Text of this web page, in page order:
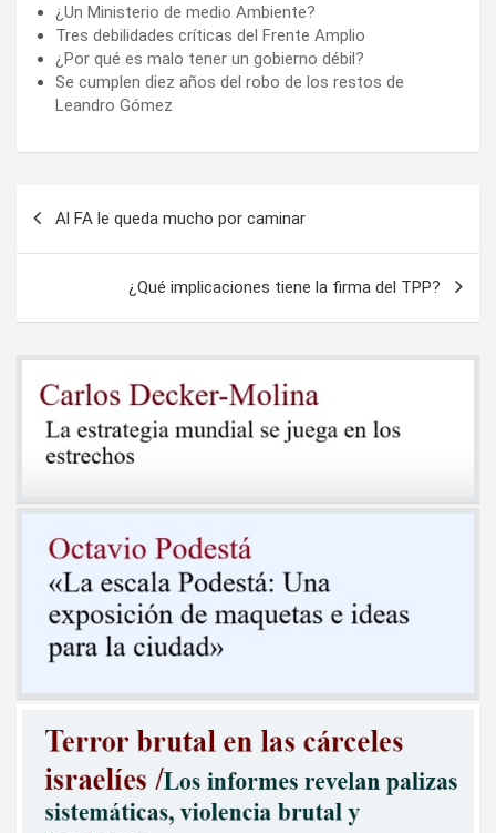
¿Un Ministerio de medio Ambiente?
Tres debilidades críticas del Frente Amplio
¿Por qué es malo tener un gobierno débil?
Se cumplen diez años del robo de los restos de
Leandro Gómez
Al FA le queda mucho por caminar
¿Qué implicaciones tiene la firma del TPP?